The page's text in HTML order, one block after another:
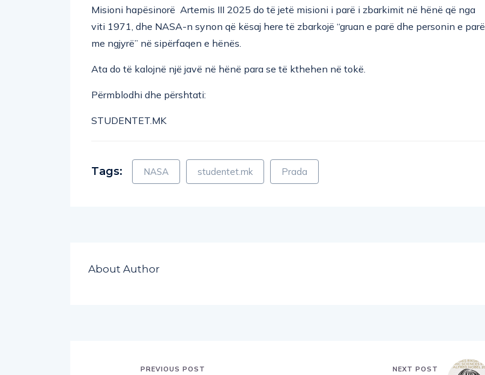
Misioni hapësinorë Artemis III 2025 do të jetë misioni i parë i zbarkimit në hënë që nga
viti 1971, dhe NASA-n synon që kësaj here të zbarkojë “gruan e parë dhe personin e parë
me ngjyrë” në sipërfaqen e hënës.
Ata do të kalojnë një javë në hënë para se të kthehen në tokë.
Përmblodhi dhe përshtati:
STUDENTET.MK
Tags: NASA studentet.mk Prada
About Author
PREVIOUS POST NEXT POST